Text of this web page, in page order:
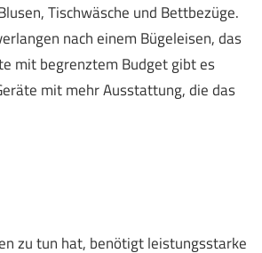
Tischwäsche und Bettbezüge.
nach einem Bügeleisen, das
mit begrenztem Budget gibt es
mit mehr Ausstattung, die das
zu tun hat, benötigt leistungsstarke